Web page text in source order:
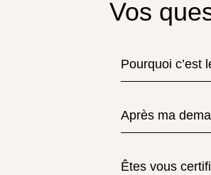
Vos
Pourquoi c’est
Après ma
Êtes vous